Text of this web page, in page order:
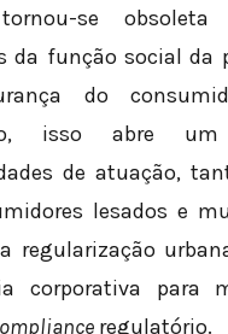
se
da função social da
do
isso abre
de atuação,
lesados e
regularização
corporativa para
regulatório.